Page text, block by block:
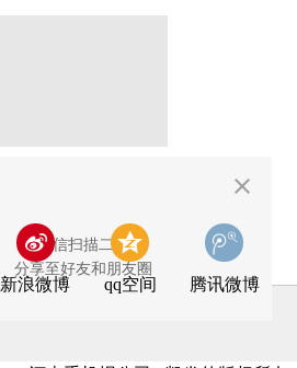
用微信扫描二维码
分享至好友和朋友圈
新浪微博 qq空间 腾讯微博